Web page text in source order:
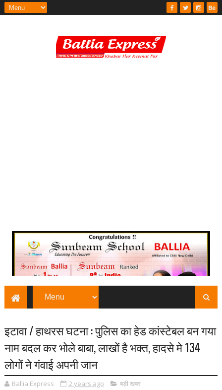
इटावा / हाथरस घटना : पुलिस का हेड कांस्टेबल बन गया
नाम बदल कर भोले बाबा, लाखों है भक्त, हादसे मे 134
लोगों ने गंवाई अपनी जान
Ballia Express 2 years ago बड़ी खबर